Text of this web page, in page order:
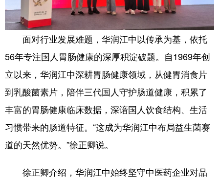
新疆 内蒙古 黑龙江
多语种频道
English Español Français عربى
Русский язык 日本語 한국어
Deutsch Português
面对行业发展难题，华润江中以传承为基，依托
56年专注国人胃肠健康的深厚积淀破题。自1969年创
立以来，华润江中深耕胃肠健康领域，从健胃消食片
到乳酸菌素片，陪伴三代国人守护肠道健康，积累了
丰富的胃肠健康临床数据，深谙国人饮食结构、生活
习惯带来的肠道特征。“这成为华润江中布局益生菌赛
道的天然优势。”徐正卿说。
徐正卿介绍，华润江中始终坚守中医药企业对品